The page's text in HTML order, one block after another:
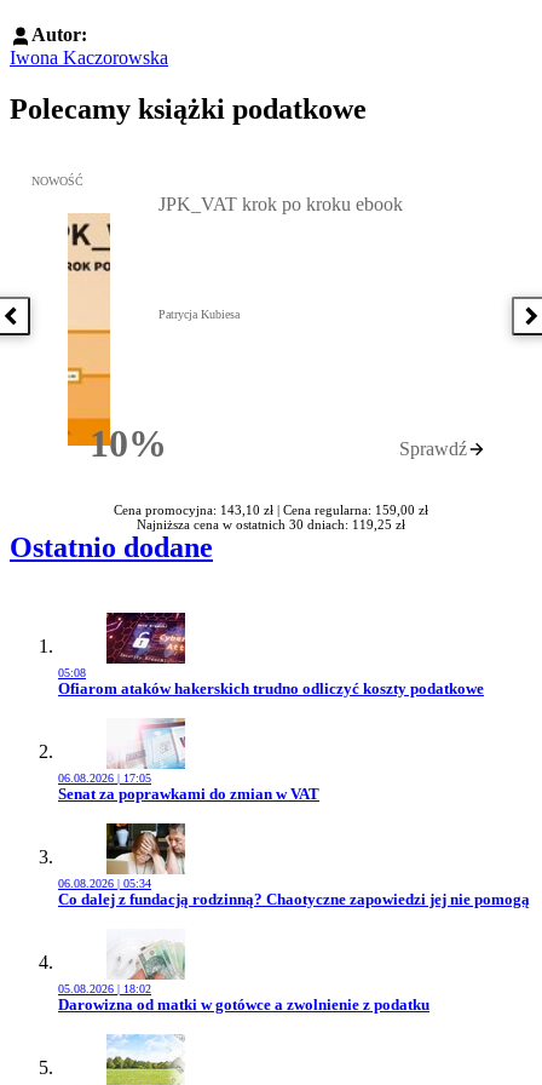
Autor:
Iwona Kaczorowska
Polecamy książki podatkowe
Poprzednia książka
Przejdź do: JPK_VAT krok po kroku ebook, Patrycja Kubiesa -
NOWOŚĆ
10%Rabatu
JPK_VAT krok po kroku ebook
Patrycja Kubiesa
Sprawdź
Cena promocyjna: 143,10 zł | Cena regularna: 159,00 zł
Najniższa cena w ostatnich 30 dniach: 119,25 zł
Ostatnio dodane
05:08
Przejdź do artykułu:
Ofiarom ataków hakerskich trudno odliczyć koszty podatkowe
06.08.2026 | 17:05
Przejdź do artykułu:
Senat za poprawkami do zmian w VAT
06.08.2026 | 05:34
Przejdź do artykułu:
Co dalej z fundacją rodzinną? Chaotyczne zapowiedzi jej nie pomogą
05.08.2026 | 18:02
Przejdź do artykułu:
Darowizna od matki w gotówce a zwolnienie z podatku